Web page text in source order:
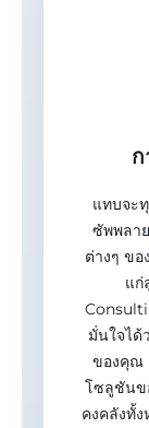
แทบจะ
ซัพพลา
ต่างๆ ขอ
แก่
มั่นใจได้
ของคุณ
โซลูชันข
คงคลังทั้